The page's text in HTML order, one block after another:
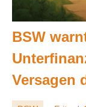
BSW
Versagen